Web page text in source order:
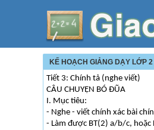
KẾ HOẠCH GIẢNG DẠY LỚP
Tiết 3: Chính tả (nghe viết)
CÂU CHUYỆN BÓ ĐŨA
I. Mục tiêu:
- Nghe - viết chính xác bài
- Làm được BT(2) a/b/c, hoặc